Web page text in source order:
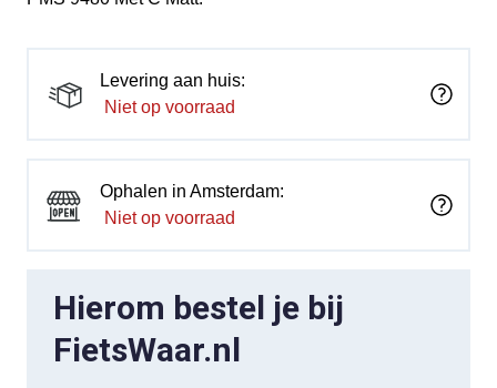
Levering aan huis:
Niet op voorraad
Ophalen in Amsterdam:
Niet op voorraad
Hierom bestel je bij
FietsWaar.nl